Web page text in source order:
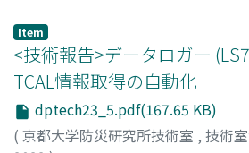
Item
<技術報告>データロガー
TCAL情報取得の自動化
dptech23_5.pdf(167.65 KB)
( 京都大学防災研究所技術室 , 技術